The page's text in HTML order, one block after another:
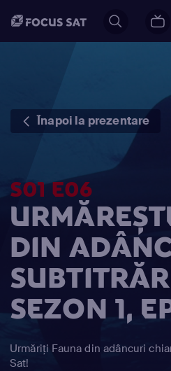
Înapoi la prezentare
S01 E06
DIN
SEZON 1,
Urmăriți Fauna din adâncuri
Sat!